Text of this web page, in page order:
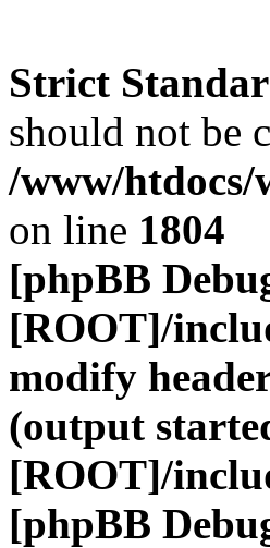
Strict
should not be
/www/
on line 1804
[phpBB
[ROOT]/
modify
(output
[ROOT]/
[phpBB